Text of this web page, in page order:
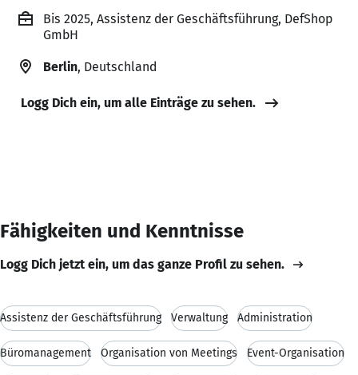
Bis 2025, Assistenz der Geschäftsführung, DefShop
GmbH
Berlin, Deutschland
Logg Dich ein, um alle Einträge zu sehen.
Fähigkeiten und Kenntnisse
Logg Dich jetzt ein, um das ganze Profil zu sehen.
Assistenz der Geschäftsführung Verwaltung Administration
Büromanagement Organisation von Meetings Event-Organisation